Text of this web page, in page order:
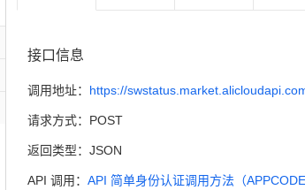
接口信息
调用地址： https://
请求方式： POST
返回类型： JSON
API 调用： API 简单身份认证调用方法（APPCODE